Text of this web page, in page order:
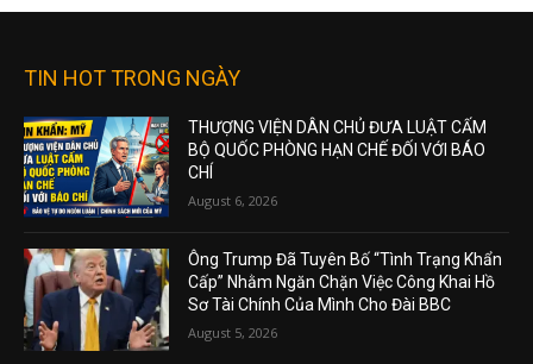
TIN HOT TRONG NGÀY
THƯỢNG VIỆN DÂN CHỦ ĐƯA LUẬT CẤM
BỘ QUỐC PHÒNG HẠN CHẾ ĐỐI VỚI BÁO
CHÍ
August 6, 2026
Ông Trump Đã Tuyên Bố “Tình Trạng Khẩn
Cấp” Nhằm Ngăn Chặn Việc Công Khai Hồ
Sơ Tài Chính Của Mình Cho Đài BBC
August 5, 2026